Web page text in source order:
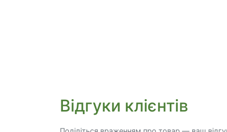
Відгуки клієнтів